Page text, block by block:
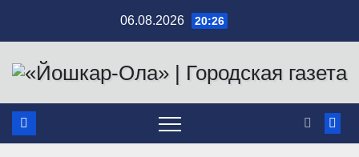
содержимому
06.08.2026 20:26